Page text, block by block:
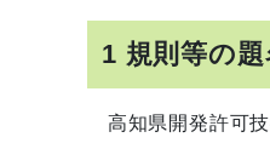
1 規則等の題
高知県開発許可